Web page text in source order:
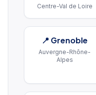
Centre-Val de Loire
📍 Grenoble
Auvergne-Rhône-
Alpes